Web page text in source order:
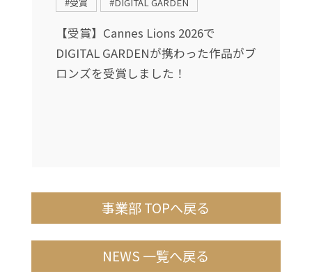
#受賞 #DIGITAL GARDEN
【受賞】Cannes Lions 2026で
DIGITAL GARDENが携わった作品がブ
ロンズを受賞しました！
事業部 TOPへ戻る
NEWS 一覧へ戻る